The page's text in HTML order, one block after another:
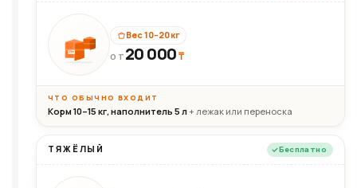
20кг
Вес 10–20 кг
ОТ 20 000₸
ЧТО ОБЫЧНО ВХОДИТ
Корм 10–15 кг, наполнитель 5 л+ лежак или переноска
ТЯЖЁЛЫЙ Бесплатно